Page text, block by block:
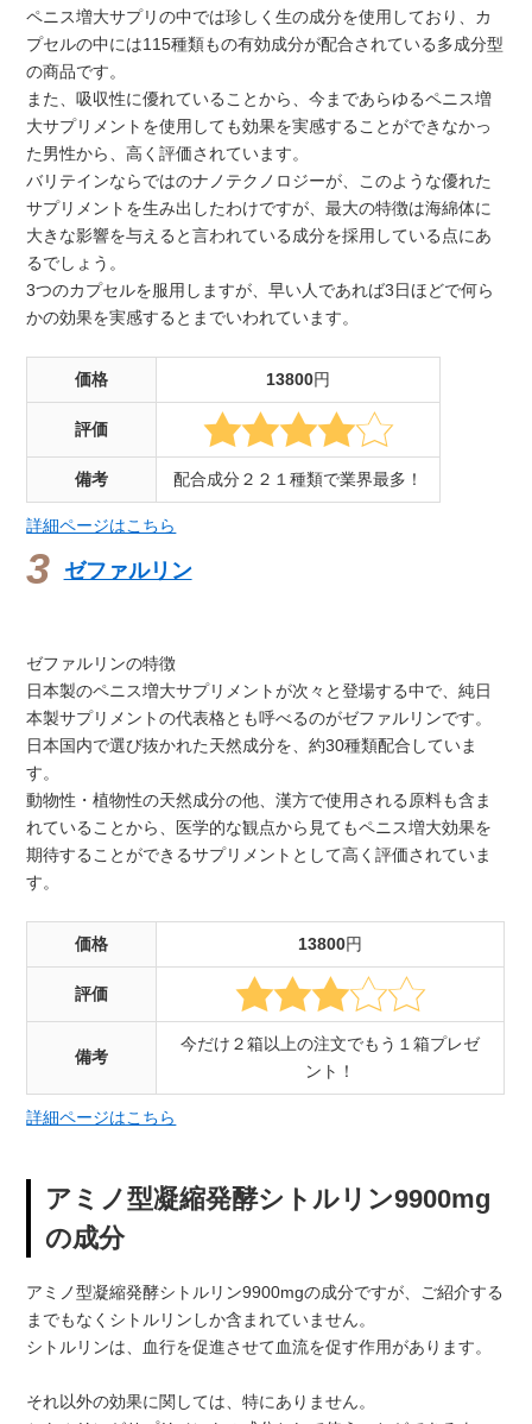
ペニス増大サプリの中では珍しく生の成分を使用しており、カ
プセルの中には115種類もの有効成分が配合されている多成分型
の商品です。
また、吸収性に優れていることから、今まであらゆるペニス増
大サプリメントを使用しても効果を実感することができなかっ
た男性から、高く評価されています。
バリテインならではのナノテクノロジーが、このような優れた
サプリメントを生み出したわけですが、最大の特徴は海綿体に
大きな影響を与えると言われている成分を採用している点にあ
るでしょう。
3つのカプセルを服用しますが、早い人であれば3日ほどで何ら
かの効果を実感するとまでいわれています。
価格 13800円
評価
備考 配合成分２２１種類で業界最多！
詳細ページはこちら
ゼファルリン
ゼファルリンの特徴
日本製のペニス増大サプリメントが次々と登場する中で、純日
本製サプリメントの代表格とも呼べるのがゼファルリンです。
日本国内で選び抜かれた天然成分を、約30種類配合していま
す。
動物性・植物性の天然成分の他、漢方で使用される原料も含ま
れていることから、医学的な観点から見てもペニス増大効果を
期待することができるサプリメントとして高く評価されていま
す。
価格 13800円
評価
備考
今だけ２箱以上の注文でもう１箱プレゼ
ント！
詳細ページはこちら
アミノ型凝縮発酵シトルリン9900mg
の成分
アミノ型凝縮発酵シトルリン9900mgの成分ですが、ご紹介する
までもなくシトルリンしか含まれていません。
シトルリンは、血行を促進させて血流を促す作用があります。
それ以外の効果に関しては、特にありません。